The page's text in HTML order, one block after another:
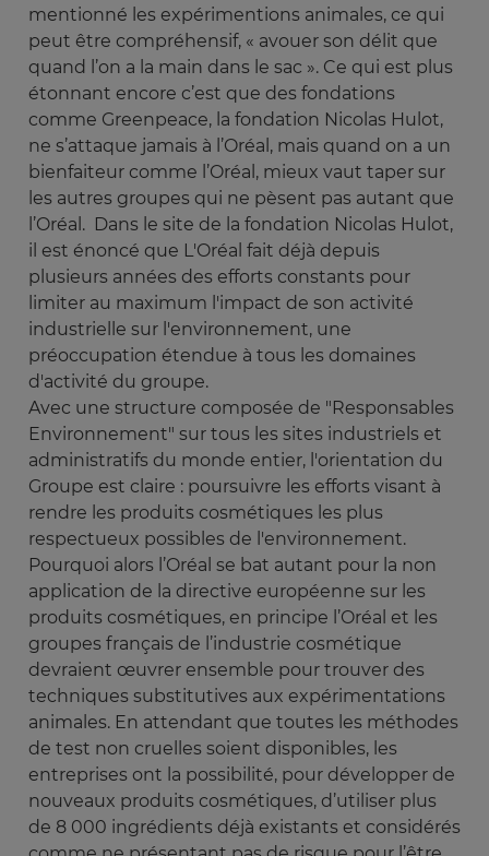
mentionné les expérimentions animales, ce qui
peut être compréhensif, « avouer son délit que
quand l’on a la main dans le sac ». Ce qui est plus
étonnant encore c’est que des fondations
comme Greenpeace, la fondation Nicolas Hulot,
ne s’attaque jamais à l’Oréal, mais quand on a un
bienfaiteur comme l’Oréal, mieux vaut taper sur
les autres groupes qui ne pèsent pas autant que
l’Oréal. Dans le site de la fondation Nicolas Hulot,
il est énoncé que L'Oréal fait déjà depuis
plusieurs années des efforts constants pour
limiter au maximum l'impact de son activité
industrielle sur l'environnement, une
préoccupation étendue à tous les domaines
d'activité du groupe.
Avec une structure composée de "Responsables
Environnement" sur tous les sites industriels et
administratifs du monde entier, l'orientation du
Groupe est claire : poursuivre les efforts visant à
rendre les produits cosmétiques les plus
respectueux possibles de l'environnement.
Pourquoi alors l’Oréal se bat autant pour la non
application de la directive européenne sur les
produits cosmétiques, en principe l’Oréal et les
groupes français de l’industrie cosmétique
devraient œuvrer ensemble pour trouver des
techniques substitutives aux expérimentations
animales. En attendant que toutes les méthodes
de test non cruelles soient disponibles, les
entreprises ont la possibilité, pour développer de
nouveaux produits cosmétiques, d’utiliser plus
de 8 000 ingrédients déjà existants et considérés